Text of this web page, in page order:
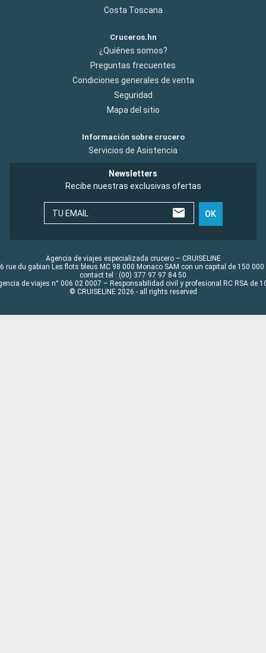
Costa Toscana
Cruceros.hn
¿Quiénes somos?
Preguntas frecuentes
Condiciones generales de venta
Seguridad
Mapa del sitio
Información sobre crucero
Servicios de Asistencia
Newsletters
Recibe nuestras exclusivas ofertas
TU EMAIL OK
Agencia de viajes especializada crucero – CRUISELINE
rue du gabian Les flots bleus MC 98 000 Monaco SAM con un capital de 150 000
contact tel : (00) 377 97 97 84 50
de viajes n° 006 02 0007 – Responsabilidad civil y profesional RC RSA de
© CRUISELINE 2026 - all rights reserved